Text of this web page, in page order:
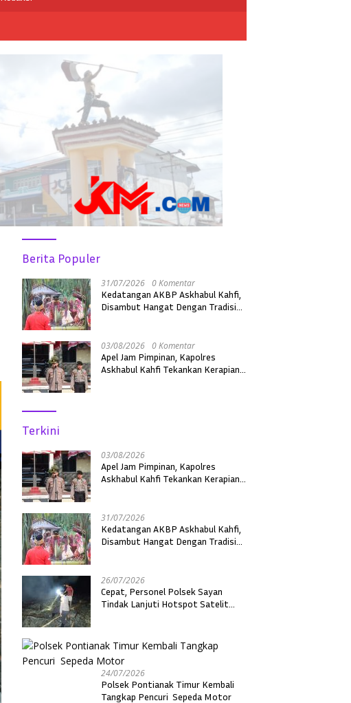
Berita Populer
31/07/2026
0 Komentar
Kedatangan AKBP Askhabul Kahfi,
Disambut Hangat Dengan Tradisi
03/08/2026
0 Komentar
Apel Jam Pimpinan, Kapolres
Askhabul Kahfi Tekankan Kerapian
Terkini
03/08/2026
Apel Jam Pimpinan, Kapolres
Askhabul Kahfi Tekankan Kerapian
31/07/2026
Kedatangan AKBP Askhabul Kahfi,
Disambut Hangat Dengan Tradisi
26/07/2026
Cepat, Personel Polsek Sayan
Tindak Lanjuti Hotspot Satelit
24/07/2026
Polsek Pontianak Timur Kembali
Tangkap Pencuri Sepeda Motor